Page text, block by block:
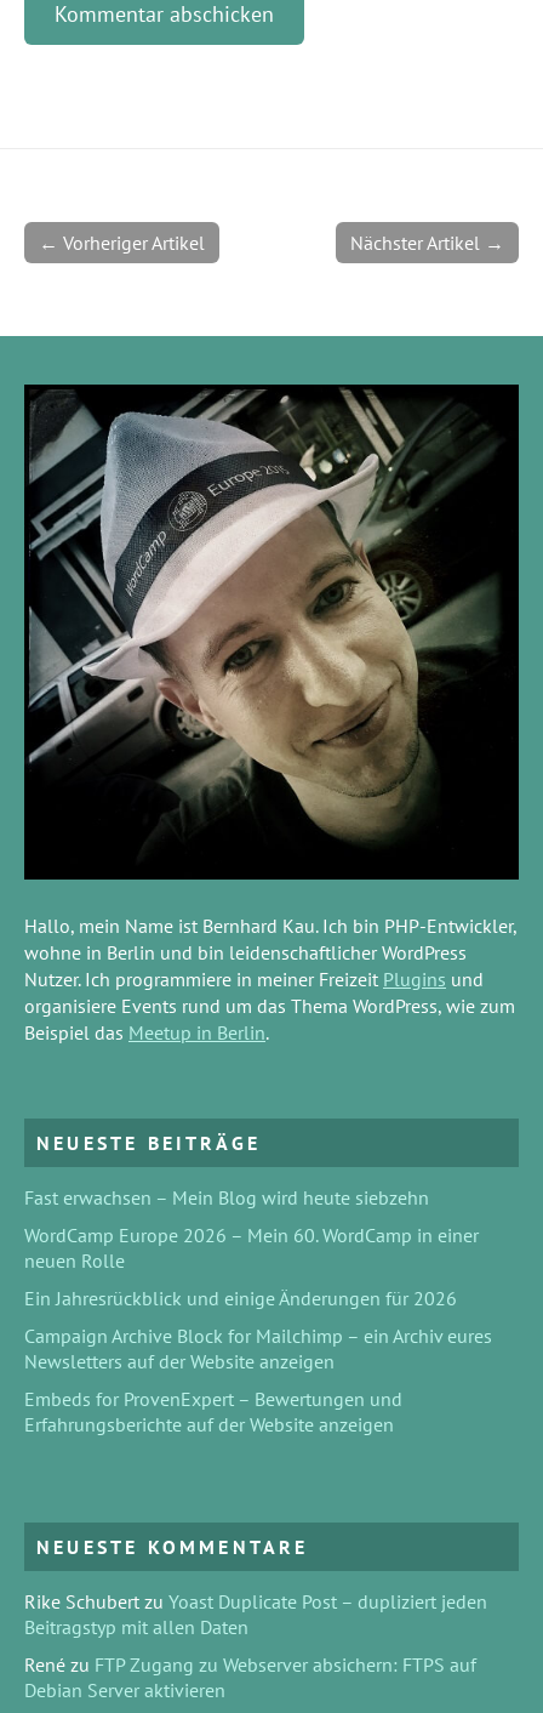
Nächster Artikel →
← Vorheriger Artikel
Hallo, mein Name ist Bernhard Kau. Ich bin PHP-Entwickler,
wohne in Berlin und bin leidenschaftlicher WordPress
Nutzer. Ich programmiere in meiner Freizeit Plugins und
organisiere Events rund um das Thema WordPress, wie zum
Beispiel das Meetup in Berlin.
NEUESTE BEITRÄGE
Fast erwachsen – Mein Blog wird heute siebzehn
WordCamp Europe 2026 – Mein 60. WordCamp in einer
neuen Rolle
Ein Jahresrückblick und einige Änderungen für 2026
Campaign Archive Block for Mailchimp – ein Archiv eures
Newsletters auf der Website anzeigen
Embeds for ProvenExpert – Bewertungen und
Erfahrungsberichte auf der Website anzeigen
NEUESTE KOMMENTARE
Rike Schubert zu Yoast Duplicate Post – dupliziert jeden
Beitragstyp mit allen Daten
René zu FTP Zugang zu Webserver absichern: FTPS auf
Debian Server aktivieren